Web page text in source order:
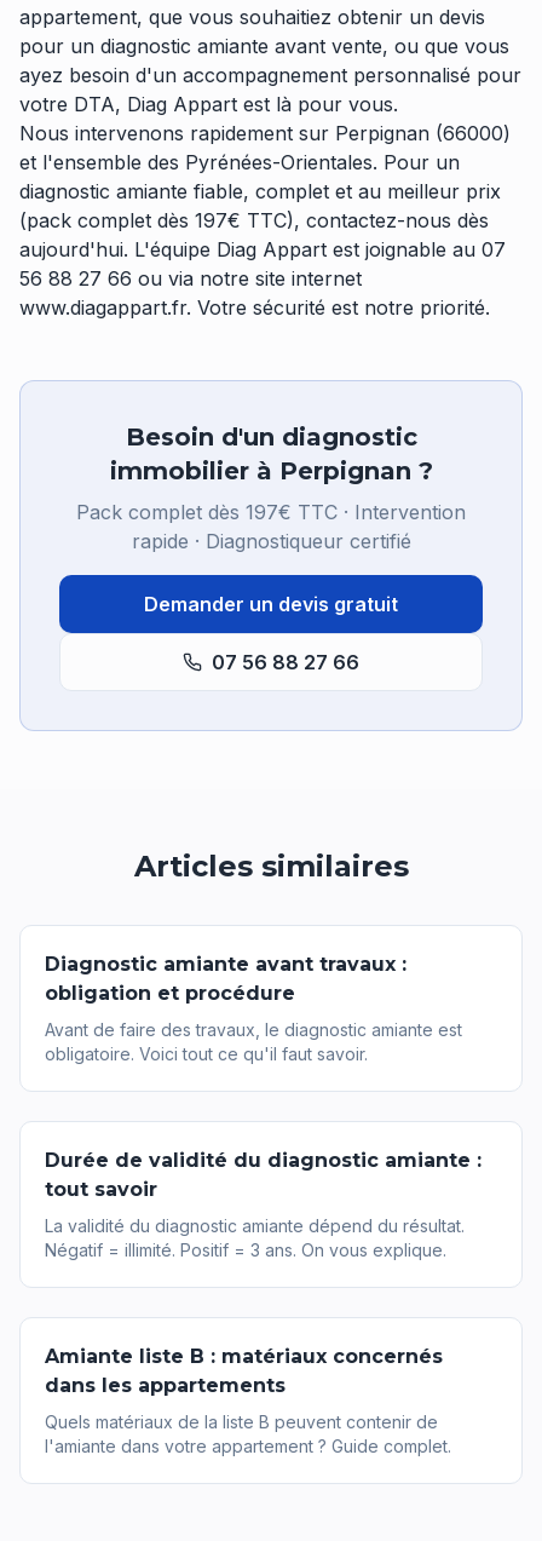
appartement, que vous souhaitiez obtenir un devis
pour un diagnostic amiante avant vente, ou que vous
ayez besoin d'un accompagnement personnalisé pour
votre DTA, Diag Appart est là pour vous.
Nous intervenons rapidement sur Perpignan (66000)
et l'ensemble des Pyrénées-Orientales. Pour un
diagnostic amiante fiable, complet et au meilleur prix
(pack complet dès 197€ TTC), contactez-nous dès
aujourd'hui. L'équipe Diag Appart est joignable au 07
56 88 27 66 ou via notre site internet
www.diagappart.fr. Votre sécurité est notre priorité.
Besoin d'un diagnostic
immobilier à Perpignan ?
Pack complet dès 197€ TTC · Intervention
rapide · Diagnostiqueur certifié
Demander un devis gratuit
07 56 88 27 66
Articles similaires
Diagnostic amiante avant travaux :
obligation et procédure
Avant de faire des travaux, le diagnostic amiante est
obligatoire. Voici tout ce qu'il faut savoir.
Durée de validité du diagnostic amiante :
tout savoir
La validité du diagnostic amiante dépend du résultat.
Négatif = illimité. Positif = 3 ans. On vous explique.
Amiante liste B : matériaux concernés
dans les appartements
Quels matériaux de la liste B peuvent contenir de
l'amiante dans votre appartement ? Guide complet.